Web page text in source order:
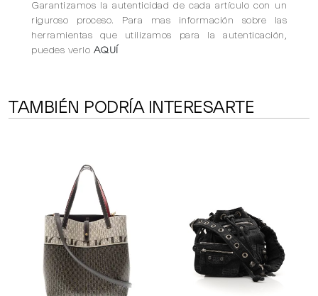
Garantizamos la autenticidad de cada artículo con un
riguroso proceso. Para mas información sobre las
herramientas que utilizamos para la autenticación,
puedes verlo AQUÍ
TAMBIÉN PODRÍA INTERESARTE